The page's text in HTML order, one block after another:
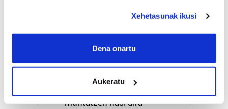
If you allow, we would also like to:
Collect information about your geographical
Identify your device by actively scanning it for
specific characteristics (fingerprinting)
Xehetasunak ikusi
Dena onartu
Aukeratu
Hizkuntza ere, kontsumo
irizpide
2
Aste Nagusiko azpiegitura
muntatzen hasi dira